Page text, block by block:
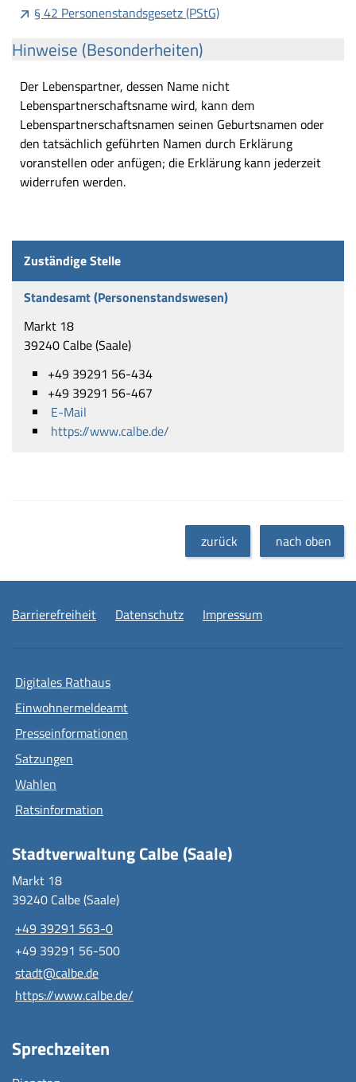
§ 42 Personenstandsgesetz (PStG)
Hinweise (Besonderheiten)
Der Lebenspartner, dessen Name nicht
Lebenspartnerschaftsname wird, kann dem
Lebenspartnerschaftsnamen seinen Geburtsnamen oder
den tatsächlich geführten Namen durch Erklärung
voranstellen oder anfügen; die Erklärung kann jederzeit
widerrufen werden.
Zuständige Stelle
Standesamt (Personenstandswesen)
Markt 18
39240 Calbe (Saale)
+49 39291 56-434
+49 39291 56-467
E-Mail
https://www.calbe.de/
zurück nach oben
Barrierefreiheit Datenschutz Impressum
Digitales Rathaus
Einwohnermeldeamt
Presseinformationen
Satzungen
Wahlen
Ratsinformation
Stadtverwaltung Calbe (Saale)
Markt 18
39240 Calbe (Saale)
+49 39291 563-0
+49 39291 56-500
stadt@calbe.de
https://www.calbe.de/
Sprechzeiten